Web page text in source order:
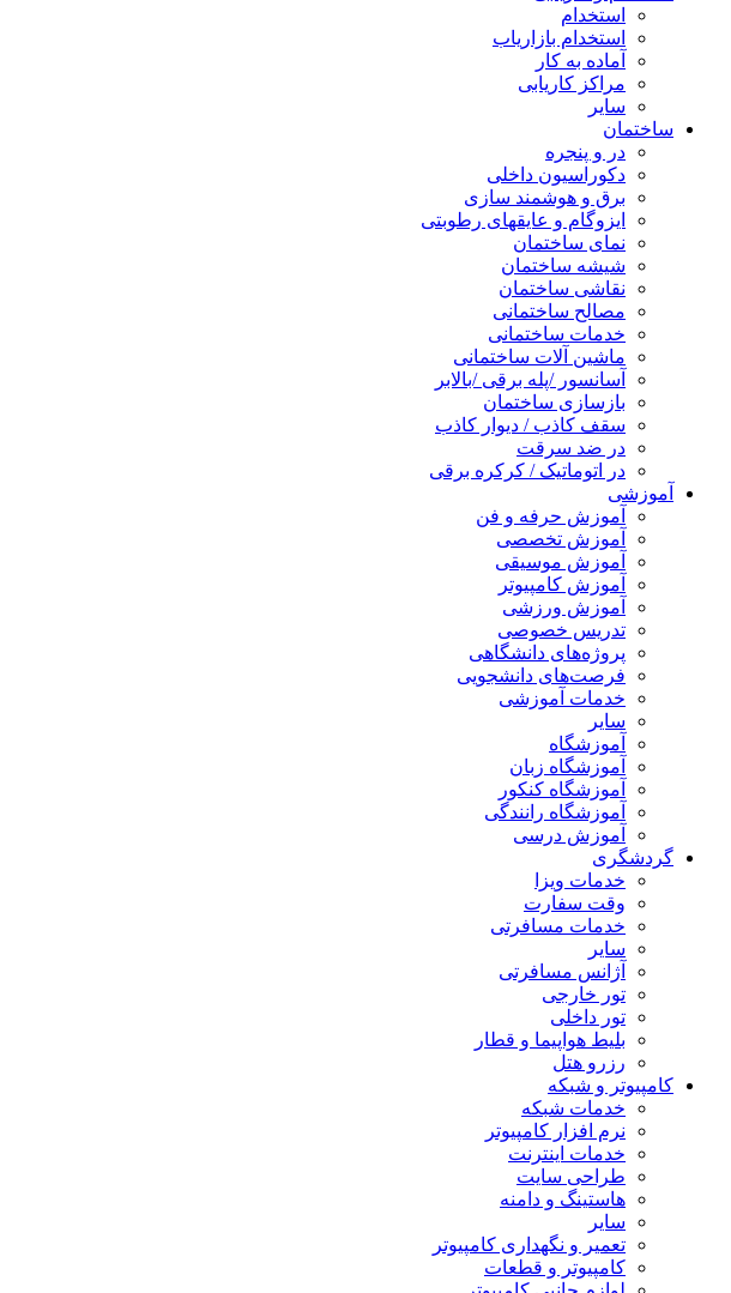
استخدام
استخدام بازاریاب
آماده به کار
مراکز کاریابی
سایر
ساختمان
در و پنجره
دکوراسیون داخلی
برق و هوشمند سازی
ایزوگام و عایقهای رطوبتی
نمای ساختمان
شیشه ساختمان
نقاشی ساختمان
مصالح ساختمانی
خدمات ساختمانی
ماشین آلات ساختمانی
آسانسور /پله برقی /بالابر
بازسازی ساختمان
سقف کاذب / دیوار کاذب
در ضد سرقت
در اتوماتیک / کرکره برقی
آموزشی
آموزش حرفه و فن
آموزش تخصصی
آموزش موسیقی
آموزش کامپیوتر
آموزش ورزشی
تدریس خصوصی
پروژه‌های دانشگاهی
فرصت‌های دانشجویی
خدمات آموزشی
سایر
آموزشگاه
آموزشگاه زبان
آموزشگاه کنکور
آموزشگاه رانندگی
آموزش درسی
گردشگری
خدمات ویزا
وقت سفارت
خدمات مسافرتی
سایر
آژانس مسافرتی
تور خارجی
تور داخلی
بلیط هواپیما و قطار
رزرو هتل
کامپیوتر و شبکه
خدمات شبکه
نرم افزار کامپیوتر
خدمات اینترنت
طراحی سایت
هاستینگ و دامنه
سایر
تعمیر و نگهداری کامپیوتر
کامپیوتر و قطعات